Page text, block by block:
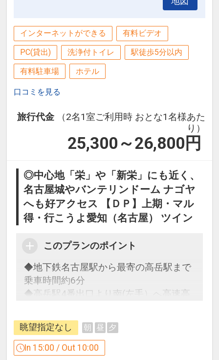
インターネットができる 有料ビデオ
PC(貸出) 洗浄付トイレ 駅徒歩5分以内
有料駐車場 ホテル
口コミを見る
旅行代金
（2名1室ご利用時 おとな1名様あた
り）
25,300～26,800 円
◎中心地「栄」や「新栄」にも近く、
名古屋城やバンテリンドーム ナゴヤ
へも好アクセス 【ＤＰ】上期・マル
得・行こうよ愛知（名古屋） ツイン
このプランのポイント
◆地下鉄名古屋駅から最寄の高岳駅まで
乗車時間約6分
◆高岳駅4番出口より南(左手）へ高速高
「食事なしプラン」と「朝食付プラン」
をご用意しています。
眺望指定なし 朝 昼 夕
In 15:00 / Out 10:00